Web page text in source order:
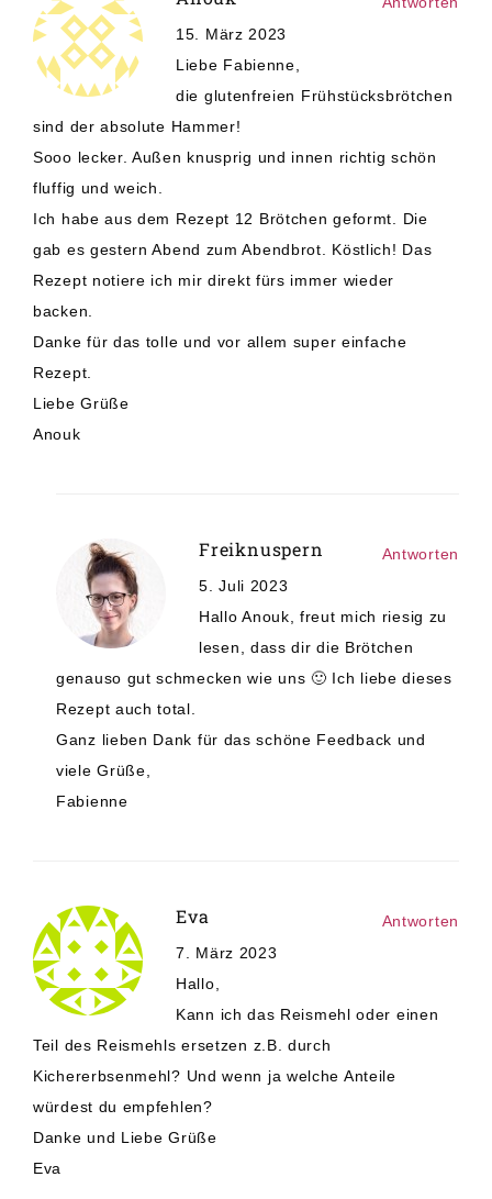
15. März 2023
Liebe Fabienne,
die glutenfreien Frühstücksbrötchen
sind der absolute Hammer!
Sooo lecker. Außen knusprig und innen richtig schön
fluffig und weich.
Ich habe aus dem Rezept 12 Brötchen geformt. Die
gab es gestern Abend zum Abendbrot. Köstlich! Das
Rezept notiere ich mir direkt fürs immer wieder
backen.
Danke für das tolle und vor allem super einfache
Rezept.
Liebe Grüße
Anouk
Freiknuspern
5. Juli 2023
Hallo Anouk, freut mich riesig zu
lesen, dass dir die Brötchen
genauso gut schmecken wie uns 🙂 Ich liebe dieses
Rezept auch total.
Ganz lieben Dank für das schöne Feedback und
viele Grüße,
Fabienne
Antworten
Eva
7. März 2023
Hallo,
Kann ich das Reismehl oder einen
Teil des Reismehls ersetzen z.B. durch
Kichererbsenmehl? Und wenn ja welche Anteile
würdest du empfehlen?
Danke und Liebe Grüße
Eva
Antworten